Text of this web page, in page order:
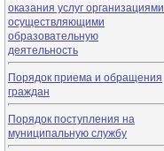
оказания услуг организациями
осуществляющими
образовательную
деятельность
Порядок приема и обращения
граждан
Порядок поступления на
муниципальную службу